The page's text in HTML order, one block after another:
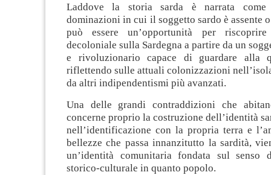
Laddove la storia sarda è narrata
dominazioni in cui il soggetto sardo è assente
può essere un’opportunità per
decoloniale sulla Sardegna a partire da un
e rivoluzionario capace di guardare alla
riflettendo sulle attuali colonizzazioni
da altri indipendentismi più avanzati.
Una delle grandi contraddizioni che
concerne proprio la costruzione dell’identità
nell’identificazione con la propria terra e
bellezze che passa innanzitutto la sardità,
un’identità comunitaria fondata sul senso
storico-culturale in quanto popolo.